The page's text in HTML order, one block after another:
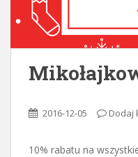
2016-12-05 Dodaj
10% rabatu na